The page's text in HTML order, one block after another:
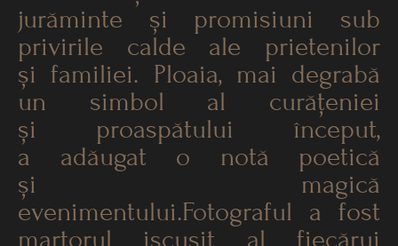
jurăminte și promisiuni sub
privirile calde ale prietenilor
și familiei. Ploaia, mai degrabă
un simbol al curățeniei
și proaspătului început,
a adăugat o notă poetică
și magică
evenimentului.Fotograful a fost
martorul iscusit al fiecărui